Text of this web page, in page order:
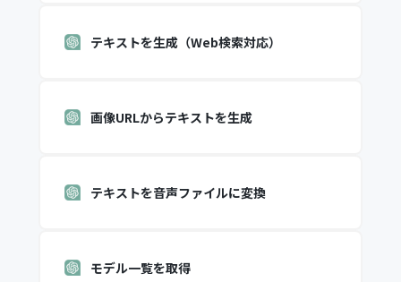
テキストを生成（Web検索対応）
画像URLからテキストを生成
テキストを音声ファイルに変換
モデル一覧を取得